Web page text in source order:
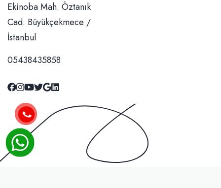
Ekinoba Mah. Öztanık Cad. Büyükçekmece / İstanbul
05438435858